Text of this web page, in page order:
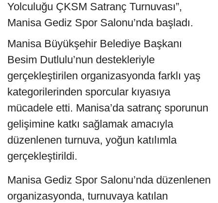
Yolculuğu ÇKSM Satranç Turnuvası”,
Manisa Gediz Spor Salonu’nda başladı.
Manisa Büyükşehir Belediye Başkanı
Besim Dutlulu’nun destekleriyle
gerçekleştirilen organizasyonda farklı yaş
kategorilerinden sporcular kıyasıya
mücadele etti. Manisa’da satranç sporunun
gelişimine katkı sağlamak amacıyla
düzenlenen turnuva, yoğun katılımla
gerçekleştirildi.
Manisa Gediz Spor Salonu’nda düzenlenen
organizasyonda, turnuvaya katılan